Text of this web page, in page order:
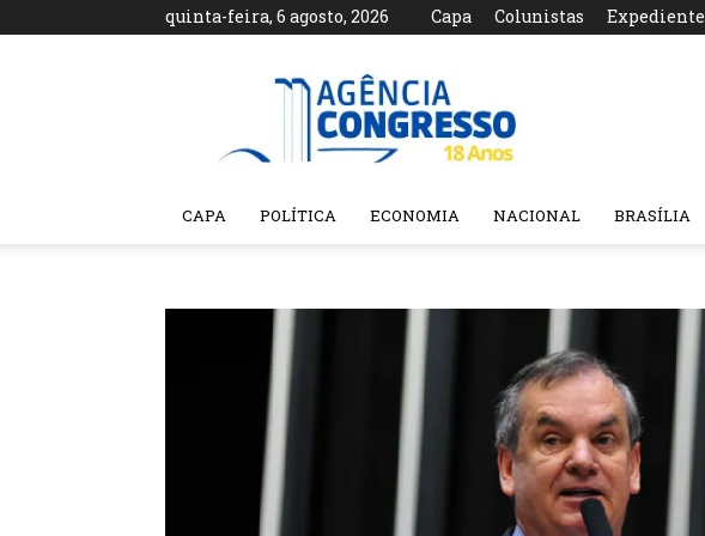
quinta-feira, 6 agosto, 2026 Capa Colunistas Expediente
Agência
CAPA POLÍTICA ECONOMIA NACIONAL BRASÍLIA